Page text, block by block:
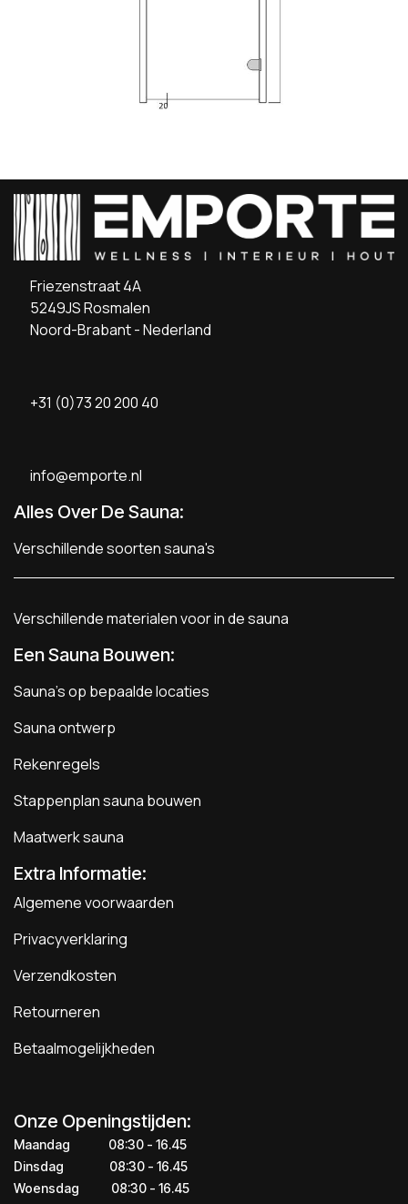
Friezenstraat 4A
5249JS Rosmalen
Noord-Brabant - Nederland
+31 (0)73 20 200 40
info@emporte.nl
Alles Over De Sauna:
Verschillende soorten sauna's
Verschillende materialen voor in de sauna
Een Sauna Bouwen:
Sauna's op bepaalde locaties
Sauna ontwerp
Rekenregels
Stappenplan sauna bouwen
Maatwerk sauna
Extra Informatie:
Algemene voorwaarden
Privacyverklaring
Verzendkosten
Retourneren
Betaalmogelijkheden
Onze Openingstijden:
Maandag
​​​08:30 - 16.45​
Dinsdag
​​​​08:30 - 16.45
Woensdag
​08:30 - 16.45